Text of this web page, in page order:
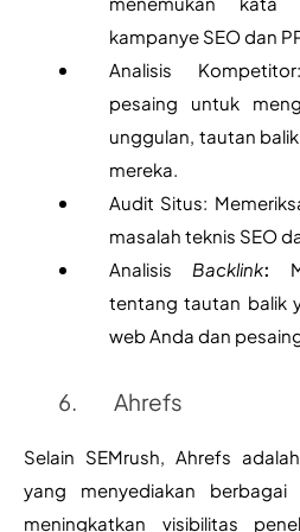
kampanye SEO dan
Analisis
pesaing untuk
unggulan, tautan
mereka.
Audit Situs:
masalah teknis SEO
Analisis Backlink:
tentang tautan balik
web Anda dan
Ahrefs
Selain SEMrush, Ahrefs
yang menyediakan
meningkatkan visibilitas